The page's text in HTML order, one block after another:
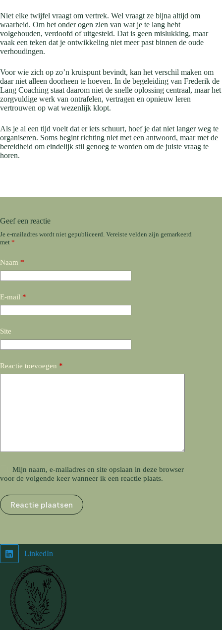
Niet elke twijfel vraagt om vertrek. Wel vraagt ze bijna altijd om
waarheid. Om het onder ogen zien van wat je te lang hebt
volgehouden, verdoofd of uitgesteld. Dat is geen mislukking, maar
vaak een teken dat je ontwikkeling niet meer past binnen de oude
verhoudingen.
Voor wie zich op zo’n kruispunt bevindt, kan het verschil maken om
daar niet alleen doorheen te hoeven. In de begeleiding van Frederik de
Lang Coaching staat daarom niet de snelle oplossing centraal, maar het
zorgvuldige werk van ontrafelen, vertragen en opnieuw leren
vertrouwen op wat wezenlijk klopt.
Als je al een tijd voelt dat er iets schuurt, hoef je dat niet langer weg te
organiseren. Soms begint richting niet met een antwoord, maar met de
bereidheid om eindelijk stil genoeg te worden om de juiste vraag te
horen.
Geef een reactie
Je e-mailadres wordt niet gepubliceerd. Vereiste velden zijn gemarkeerd
met *
Naam *
E-mail *
Site
Reactie toevoegen *
Mijn naam, e-mailadres en site opslaan in deze browser
voor de volgende keer wanneer ik een reactie plaats.
Reactie plaatsen
LinkedIn